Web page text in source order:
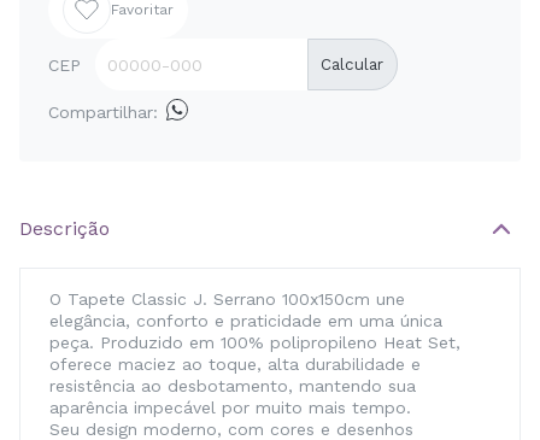
Favoritar
CEP Calcular
Compartilhar:
Descrição
O Tapete Classic J. Serrano 100x150cm une
elegância, conforto e praticidade em uma única
peça. Produzido em 100% polipropileno Heat Set,
oferece maciez ao toque, alta durabilidade e
resistência ao desbotamento, mantendo sua
aparência impecável por muito mais tempo.
Seu design moderno, com cores e desenhos